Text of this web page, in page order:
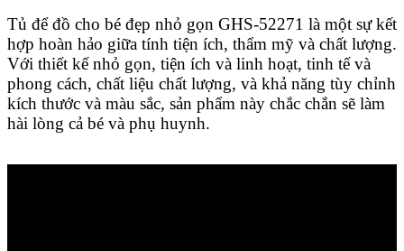
Tủ để đồ cho bé đẹp nhỏ gọn GHS-52271 là một sự kết
hợp hoàn hảo giữa tính tiện ích, thẩm mỹ và chất lượng.
Với thiết kế nhỏ gọn, tiện ích và linh hoạt, tinh tế và
phong cách, chất liệu chất lượng, và khả năng tùy chỉnh
kích thước và màu sắc, sản phẩm này chắc chắn sẽ làm
hài lòng cả bé và phụ huynh.